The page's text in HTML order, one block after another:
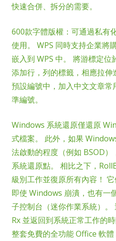
快速合併、拆分的需要。
600款字體版權：可通過私有
使用。 WPS 同時支持企業將
嵌入到 WPS 中。 將游標定
添加行，列的標籤，相應拉
預設編號中，加入中文文章
準編號。
Windows 系統還原僅還原
式檔案。 此外，如果
法啟動的程度（例如 BSOD
系統還原點。 相比之下，
級別工作並復原所有內容！
即使 Windows 崩潰，也有一
子控制台（迷你作業系統）
Rx 並返回到系統正常工作的
整套免費的全功能 Office 軟